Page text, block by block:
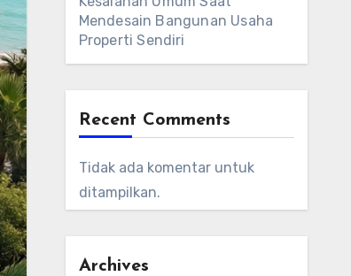
Mendesain Bangunan Usaha
Properti Sendiri
Recent Comments
Tidak ada komentar untuk
ditampilkan.
Archives